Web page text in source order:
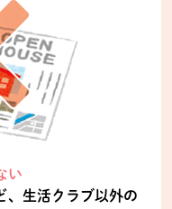
い
、生活クラブ以外の